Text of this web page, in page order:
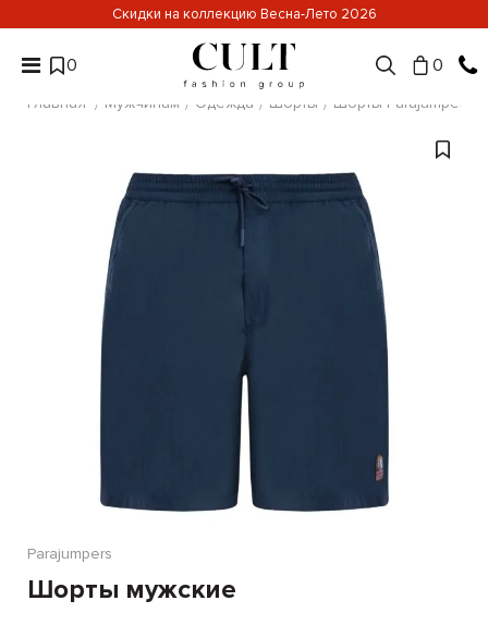
Скидки на коллекцию Весна-Лето 2026
0 0
Главная Мужчинам Одежда Шорты Шорты Parajumpers
Parajumpers
Шорты мужские